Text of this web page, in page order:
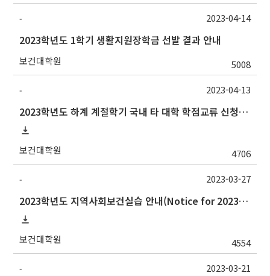
-
2023학년도 1학기 생활지원장학금 선발 결과 안내
보건대학원 5008
2023-04-14
-
2023학년도 하계 계절학기 국내 타 대학 학점교류 신청 안내
보건대학원 4706
2023-04-13
-
2023학년도 지역사회보건실습 안내(Notice for 2023 Community Health Field Training)
보건대학원 4554
2023-03-27
- 2023-03-21